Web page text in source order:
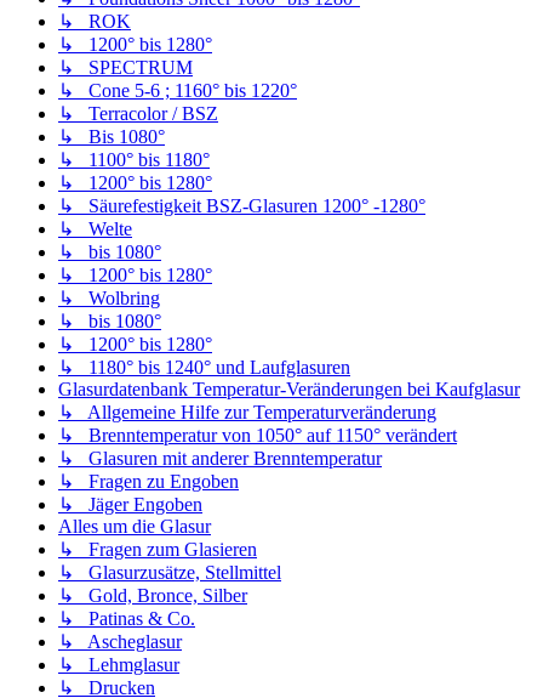
↳ ROK
↳ 1200° bis 1280°
↳ SPECTRUM
↳ Cone 5-6 ; 1160° bis 1220°
↳ Terracolor / BSZ
↳ Bis 1080°
↳ 1100° bis 1180°
↳ 1200° bis 1280°
↳ Säurefestigkeit BSZ-Glasuren 1200° -1280°
↳ Welte
↳ bis 1080°
↳ 1200° bis 1280°
↳ Wolbring
↳ bis 1080°
↳ 1200° bis 1280°
↳ 1180° bis 1240° und Laufglasuren
Glasurdatenbank Temperatur-Veränderungen bei Kaufglasur
↳ Allgemeine Hilfe zur Temperaturveränderung
↳ Brenntemperatur von 1050° auf 1150° verändert
↳ Glasuren mit anderer Brenntemperatur
↳ Fragen zu Engoben
↳ Jäger Engoben
Alles um die Glasur
↳ Fragen zum Glasieren
↳ Glasurzusätze, Stellmittel
↳ Gold, Bronce, Silber
↳ Patinas & Co.
↳ Ascheglasur
↳ Lehmglasur
↳ Drucken